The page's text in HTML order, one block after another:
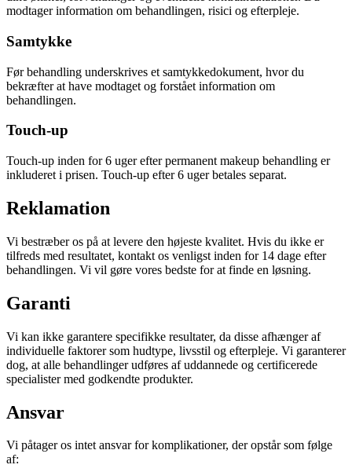
modtager information om behandlingen, risici og efterpleje.
Samtykke
Før behandling underskrives et samtykkedokument, hvor du
bekræfter at have modtaget og forstået information om
behandlingen.
Touch-up
Touch-up inden for 6 uger efter permanent makeup behandling er
inkluderet i prisen. Touch-up efter 6 uger betales separat.
Reklamation
Vi bestræber os på at levere den højeste kvalitet. Hvis du ikke er
tilfreds med resultatet, kontakt os venligst inden for 14 dage efter
behandlingen. Vi vil gøre vores bedste for at finde en løsning.
Garanti
Vi kan ikke garantere specifikke resultater, da disse afhænger af
individuelle faktorer som hudtype, livsstil og efterpleje. Vi garanterer
dog, at alle behandlinger udføres af uddannede og certificerede
specialister med godkendte produkter.
Ansvar
Vi påtager os intet ansvar for komplikationer, der opstår som følge
af: